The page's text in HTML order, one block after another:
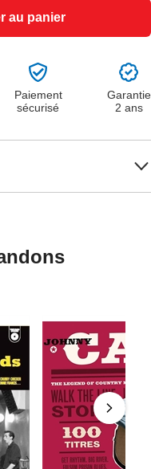
au panier
Paiement
sécurisé
Garantie
2 ans